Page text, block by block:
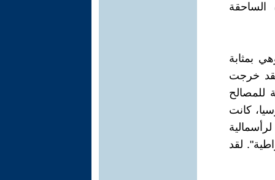
بمثابة
لقد خرجت
للمصالح
كانت
لقد